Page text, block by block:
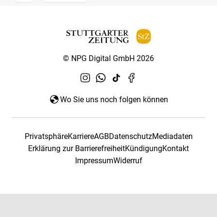
© NPG Digital GmbH 2026
Wo Sie uns noch folgen können
PrivatsphäreKarriereAGBDatenschutzMediadaten
Erklärung zur BarrierefreiheitKündigungKontakt
ImpressumWiderruf